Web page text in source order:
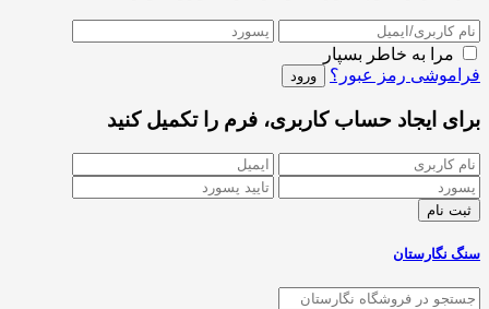
مرا به خاطر بسپار
فراموشی رمز عبور؟
برای ایجاد حساب کاربری، فرم را تکمیل کنید
سنگ نگارستان